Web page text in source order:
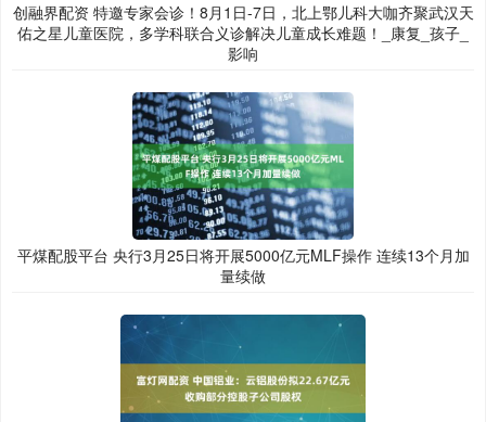
创融界配资 特邀专家会诊！8月1日-7日，北上鄂儿科大咖齐聚武汉天
佑之星儿童医院，多学科联合义诊解决儿童成长难题！_康复_孩子_
影响
平煤配股平台 央行3月25日将开展5000亿元MLF操作 连续13个月加
量续做